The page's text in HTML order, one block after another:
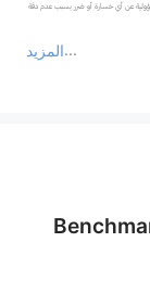
المزيد
عن أي خسارة أو ضرر بسبب عدم دقة
أو ضمانات.